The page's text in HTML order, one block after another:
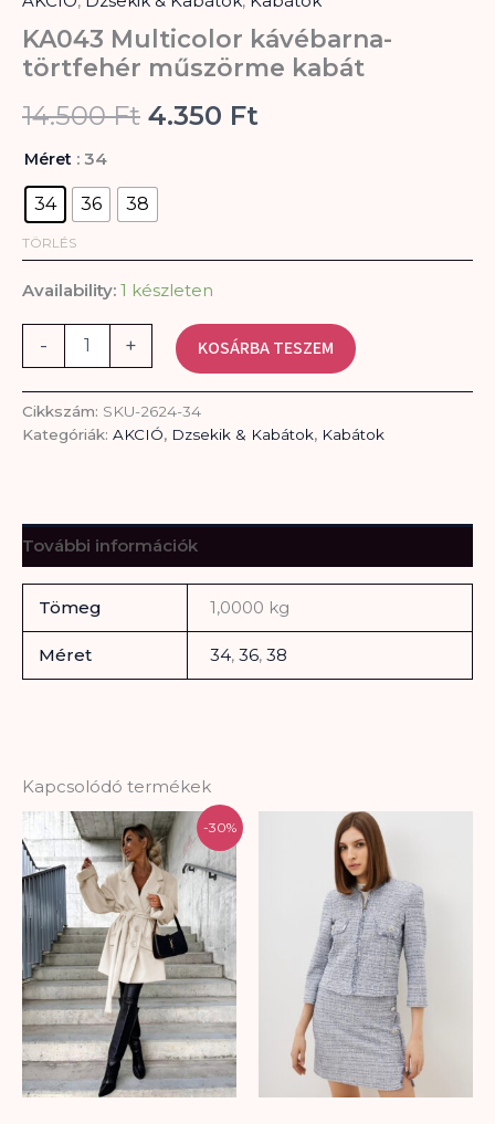
KA043 Multicolor kávébarna-
törtfehér műszörme kabát
14.500Ft
was:
14.500 Ft.
4.350 Ft
is:
4.350 Ft.
Méret : 34
34 36 38
TÖRLÉS
Availability: 1 készleten
-
mennyiség
+ KOSÁRBA TESZEM
Cikkszám: SKU-2624-34
Kategóriák: AKCIÓ, Dzsekik & Kabátok, Kabátok
További információk
Tömeg 1,0000 kg
Méret 34,36,38
Kapcsolódó termékek
-30%
Original
price
was:
25.000 Ft.
Current
price
is:
17.500 Ft.